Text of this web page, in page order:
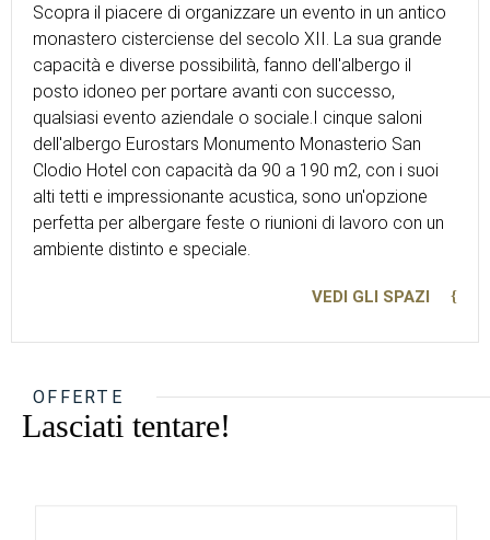
Scopra il piacere di organizzare un evento in un antico
monastero cisterciense del secolo XII. La sua grande
capacità e diverse possibilità, fanno dell'albergo il
posto idoneo per portare avanti con successo,
qualsiasi evento aziendale o sociale.I cinque saloni
dell'albergo Eurostars Monumento Monasterio San
Clodio Hotel con capacità da 90 a 190 m2, con i suoi
alti tetti e impressionante acustica, sono un'opzione
perfetta per albergare feste o riunioni di lavoro con un
ambiente distinto e speciale.
VEDI GLI SPAZI
OFFERTE
Lasciati tentare!